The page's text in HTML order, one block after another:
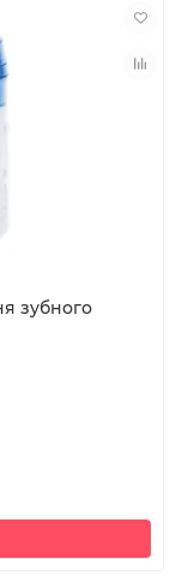
зубного